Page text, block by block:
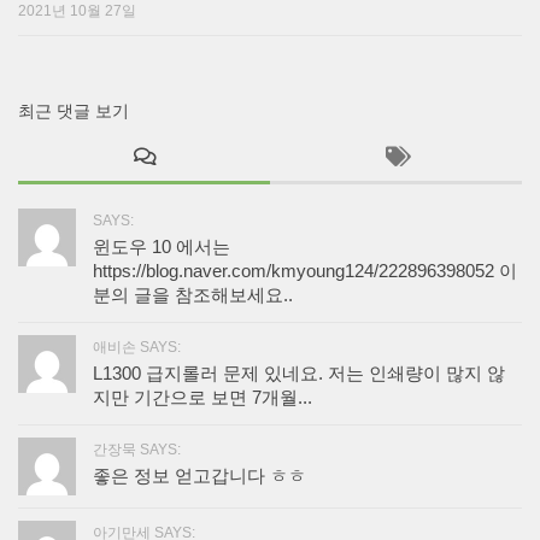
2021년 10월 27일
최근 댓글 보기
SAYS:
윈도우 10 에서는
https://blog.naver.com/kmyoung124/222896398052 이
분의 글을 참조해보세요..
애비손 SAYS:
L1300 급지롤러 문제 있네요. 저는 인쇄량이 많지 않
지만 기간으로 보면 7개월...
간장묵 SAYS:
좋은 정보 얻고갑니다 ㅎㅎ
아기만세 SAYS: